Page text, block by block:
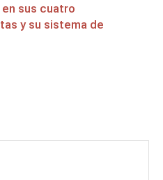
sus cuatro
y su sistema de